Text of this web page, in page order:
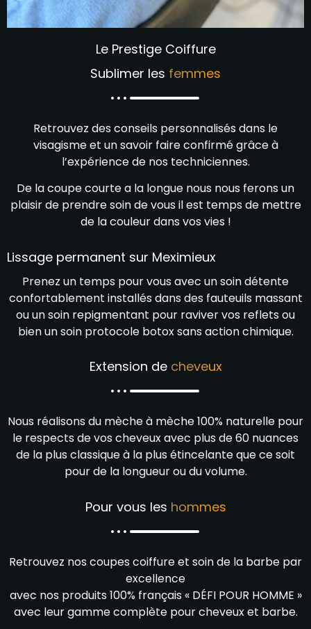
Le Prestige Coiffure
Sublimer les femmes
Retrouvez des conseils personnalisés dans le
visagisme et un savoir faire confirmé grâce à
l’expérience de nos techniciennes.
De la coupe courte a la longue nous nous ferons un
plaisir de prendre soin de vous il est temps de mettre
de la couleur dans vos vies !
Lissage permanent sur Meximieux
Prenez un temps pour vous avec un soin détente
confortablement installés dans des fauteuils massant
ou un soin repigmentant pour raviver vos reflets ou
bien un soin protocole botox sans action chimique.
Extension de cheveux
Nous réalisons du mèche à mèche 100% naturelle pour
le respects de vos cheveux avec plus de 60 nuances
de la plus classique à la plus étincelante que ce soit
pour de la longueur ou du volume.
Pour vous les hommes
Retrouvez nos coupes coiffure et soin de la barbe par
excellence
avec nos produits 100% français « DÉFI POUR HOMME »
avec leur gamme complète pour cheveux et barbe.